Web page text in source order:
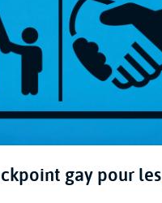
gay pour les